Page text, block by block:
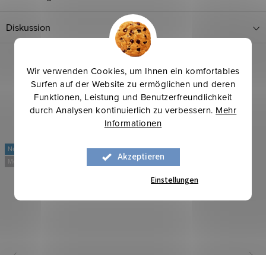
Wir verwenden Cookies, um Ihnen ein komfortables
Surfen auf der Website zu ermöglichen und deren
Funktionen, Leistung und Benutzerfreundlichkeit
durch Analysen kontinuierlich zu verbessern. Mehr
Informationen
Akzeptieren
Einstellungen
Diskussion
Neu
Mehr für weniger
Neu
Mehr für weniger